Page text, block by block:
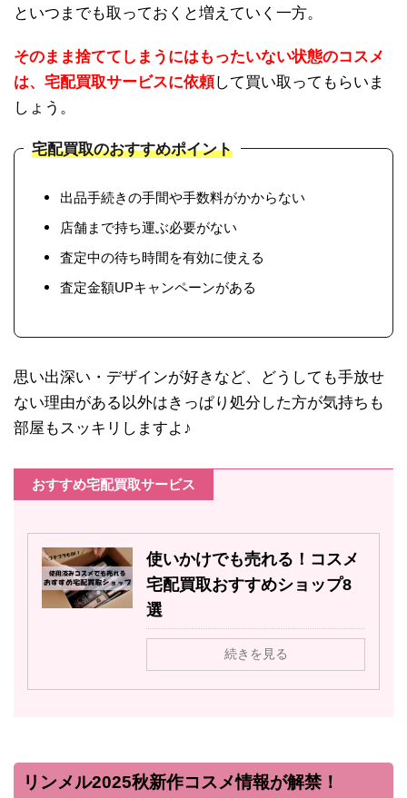
といつまでも取っておくと増えていく一方。
そのまま捨ててしまうにはもったいない状態のコスメ
は、宅配買取サービスに依頼して買い取ってもらいま
しょう。
宅配買取のおすすめポイント
出品手続きの手間や手数料がかからない
店舗まで持ち運ぶ必要がない
査定中の待ち時間を有効に使える
査定金額UPキャンペーンがある
思い出深い・デザインが好きなど、どうしても手放せ
ない理由がある以外はきっぱり処分した方が気持ちも
部屋もスッキリしますよ♪
おすすめ宅配買取サービス
使いかけでも売れる！コスメ
宅配買取おすすめショップ8
選
続きを見る
リンメル2025秋新作コスメ情報が解禁！